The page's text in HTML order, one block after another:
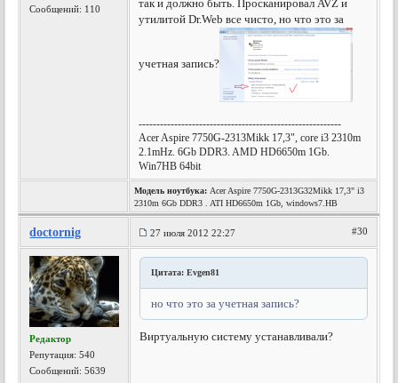
Сообщений: 110
так и должно быть. Просканировал AVZ и
утилитой Dr.Web все чисто, но что это за
учетная запись?
---------------------------------------------------------
Acer Aspire 7750G-2313Mikk 17,3", core i3 2310m
2.1mHz. 6Gb DDR3. AMD HD6650m 1Gb.
Win7HB 64bit
Модель ноутбука: Acer Aspire 7750G-2313G32Mikk 17,3" i3
2310m 6Gb DDR3 . ATI HD6650m 1Gb, windows7.HB
doctornig 27 июля 2012 22:27 #30
Редактор
Репутация:540
Сообщений: 5639
Цитата: Evgen81
но что это за учетная запись?
Виртуальную систему устанавливали?